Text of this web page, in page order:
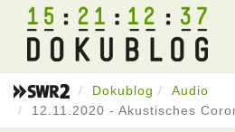
15 21 12 37
Dokublog
Audio
12.11.2020 - Akustisches